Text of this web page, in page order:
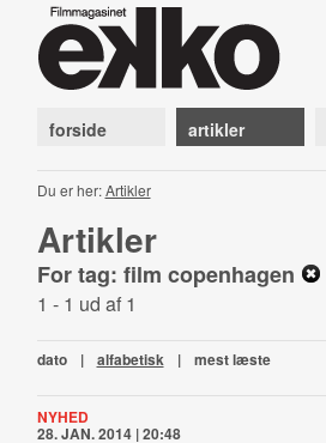
forside artikler
Du er her:Artikler
Artikler
For tag: film copenhagen
1 - 1 ud af 1
dato | alfabetisk | mest læste
NYHED
28. JAN. 2014 | 20:48